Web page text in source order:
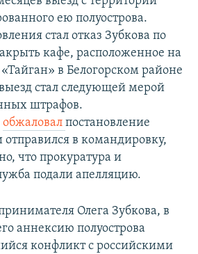
ею полуострова.
стал отказ Зубкова по
кафе, расположенное на
в Белогорском районе
стал следующей мерой
штрафов.
обжаловал постановление
отправился в командировку,
что прокуратура и
подали апелляцию.
Олега Зубкова, в
аннексию полуострова
конфликт с российскими